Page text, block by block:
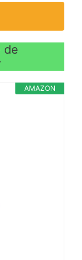
de
AMAZON